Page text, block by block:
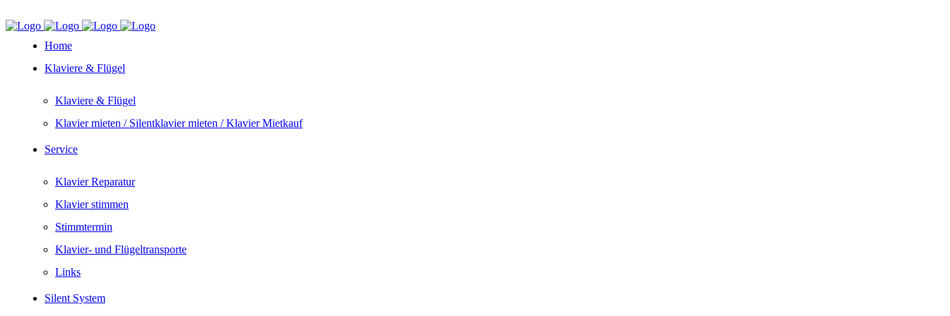
Home
Klaviere & Flügel
Klaviere & Flügel
Klavier mieten / Silentklavier mieten / Klavier Mietkauf
Service
Klavier Reparatur
Klavier stimmen
Stimmtermin
Klavier- und Flügeltransporte
Links
Silent System